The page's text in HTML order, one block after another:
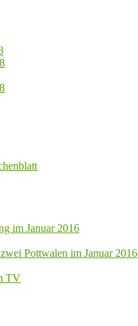
im Januar 2016
Pottwalen im Januar 2016
TV